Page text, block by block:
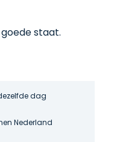
staat.
dag
Nederland